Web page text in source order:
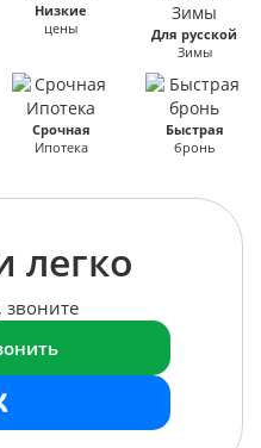
Низкие
цены
Для русской
Зимы
Срочная
Ипотека
Быстрая
бронь
легко